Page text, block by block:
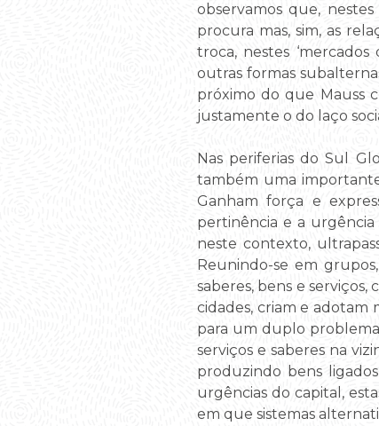
observamos que,
procura mas, sim, as
troca, nestes
outras formas
próximo do que Mauss
justamente o do laço
Nas periferias do Sul
também uma
Ganham força e
pertinência e a urgência
neste contexto,
Reunindo-se em
saberes, bens e
cidades, criam e adotam
para um duplo
serviços e saberes na
produzindo bens
urgências do capital,
em que sistemas